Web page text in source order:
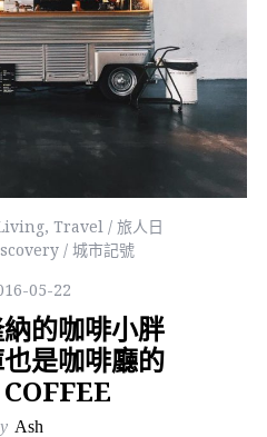
, Travel / 旅人日
/ 城市記號
05-22
的咖啡小胖
是咖啡廳的
Ash